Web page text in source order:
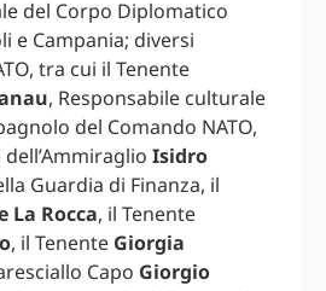
del Corpo Diplomatico
e Campania; diversi
tra cui il Tenente
, Responsabile culturale
del Comando NATO,
Isidro
Guardia di Finanza, il
La Rocca, il Tenente
, il Tenente Giorgia
Capo Giorgio